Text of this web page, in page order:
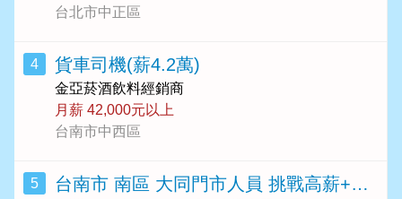
台北市中正區
4 貨車司機(薪4.2萬)
金亞菸酒飲料經銷商
月薪 42,000元以上
台南市中西區
5 台南市 南區 大同門市人員 挑戰高薪+專業培訓 無經驗可